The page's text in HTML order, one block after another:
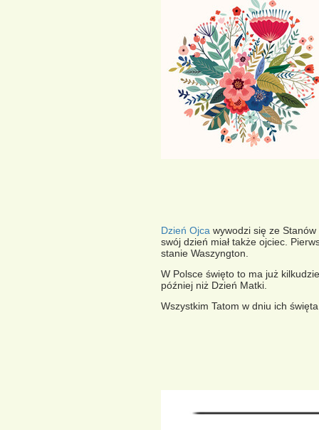
Dzień Ojca wywodzi się ze
swój dzień miał także ojciec.
stanie Waszyngton.
W Polsce święto to ma już
później niż Dzień Matki.
Wszystkim Tatom w dniu ich